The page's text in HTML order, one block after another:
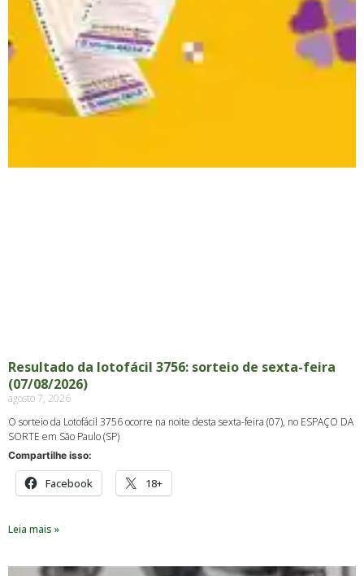
Resultado da lotofácil 3756: sorteio de sexta-feira
(07/08/2026)
agosto 7, 2026
O sorteio da Lotofácil 3756 ocorre na noite desta sexta-feira (07), no ESPAÇO DA
SORTE em São Paulo (SP)
Compartilhe isso:
Facebook 18+
Leia mais »